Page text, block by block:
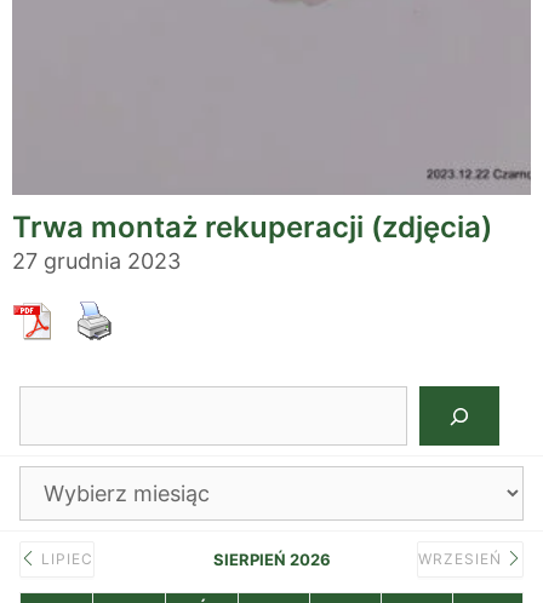
Trwa montaż rekuperacji (zdjęcia)
27 grudnia 2023
Archiwa
LIPIEC SIERPIEŃ 2026 WRZESIEŃ